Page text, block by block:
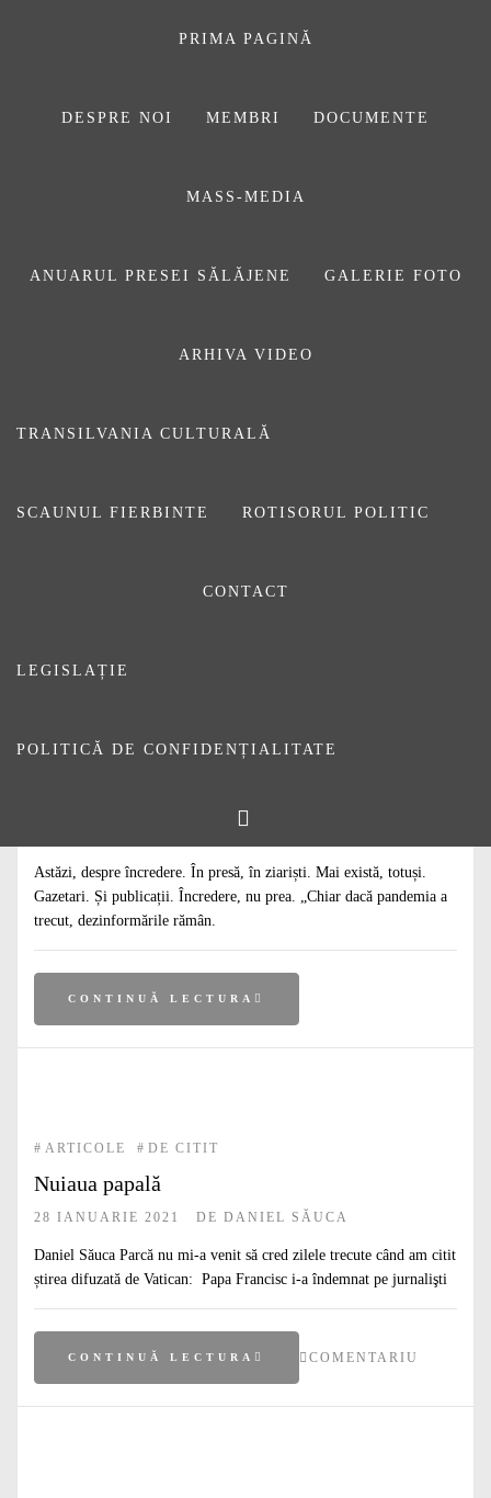
PRIMA PAGINĂ
DESPRE NOI MEMBRI DOCUMENTE
MASS-MEDIA
ANUARUL PRESEI SĂLĂJENE GALERIE FOTO
ARHIVA VIDEO
TRANSILVANIA CULTURALĂ
SCAUNUL FIERBINTE ROTISORUL POLITIC
CONTACT
LEGISLAȚIE
POLITICĂ DE CONFIDENȚIALITATE
ASOCIAŢIA
DIN SĂLAJ
Astăzi, despre încredere. În presă, în ziariști. Mai există, totuși.
Gazetari. Și publicații. Încredere, nu prea. „Chiar dacă pandemia a
trecut, dezinformările rămân.
CONTINUĂ LECTURA
# ARTICOLE # DE CITIT
Nuiaua papală
28 IANUARIE 2021 DE DANIEL SĂUCA
Daniel Săuca Parcă nu mi-a venit să cred zilele trecute când am citit
știrea difuzată de Vatican: Papa Francisc i-a îndemnat pe jurnalişti
CONTINUĂ LECTURA COMENTARIU